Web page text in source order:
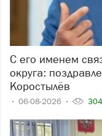
С его именем связано развитие Саткинского
округа:
Коростылёв
06-08-2026